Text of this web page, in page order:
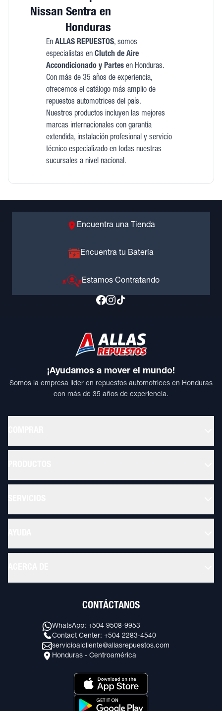
Nissan Sentra en
Honduras
En ALLAS REPUESTOS, somos
especialistas en Clutch de Aire
Accondicionado y Partesen Honduras.
Con más de 35 años de experiencia,
ofrecemos el catálogo más amplio de
repuestos automotrices del país.
Nuestros productos incluyen las mejores
marcas internacionales con garantía
extendida, instalación profesional y servicio
técnico especializado en todas nuestras
sucursales a nivel nacional.
Encuentra una Tienda
Encuentra tu Batería
Estamos Contratando
¡Ayudamos a mover el mundo!
Somos la empresa líder en repuestos automotrices en Honduras
con más de 35 años de experiencia.
CONTÁCTANOS
WhatsApp: +504 9508-9953
Contact Center: +504 2283-4540
servicioalcliente@allasrepuestos.com
Honduras - Centroamérica